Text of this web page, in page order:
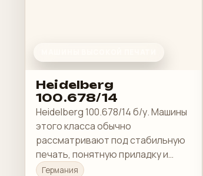
Heidelberg
100.678/14
Heidelberg 100.678/14 б/у. Машины
этого класса обычно
рассматривают под стабильную
печать, понятную приладку и
рабочую загрузку в смене.
Германия